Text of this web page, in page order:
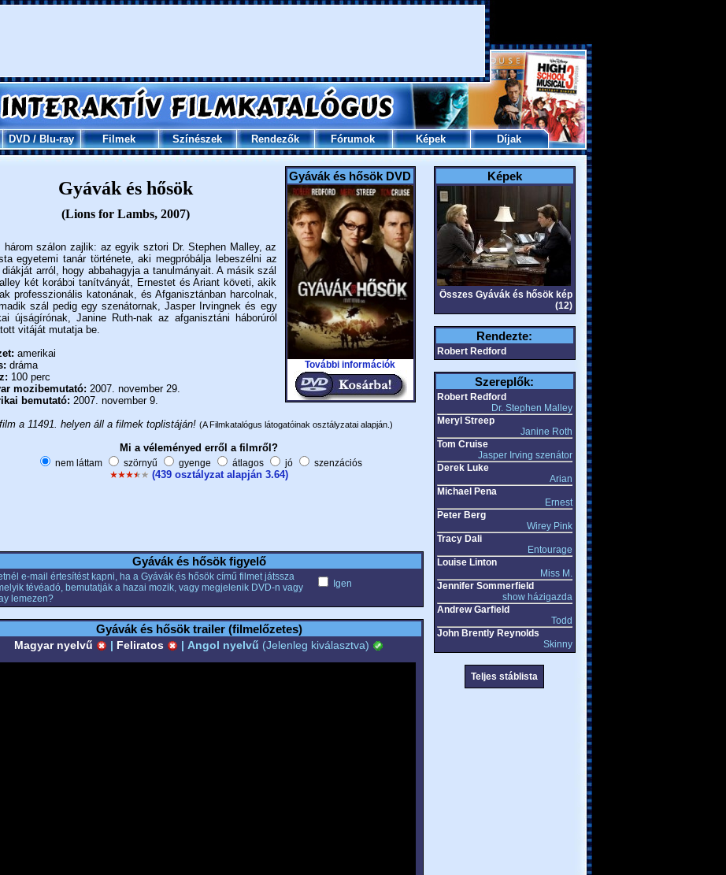
DVD/Blu-ray Filmek Színészek Rendezők Fórumok Képek Díjak
Gyávák és hősök DVD
További információk
Gyávák és hősök
(Lions for Lambs, 2007)
három szálon zajlik: az egyik sztori Dr. Stephen Malley, az
egyetemi tanár története, aki megpróbálja lebeszélni az
arról, hogy abbahagyja a tanulmányait. A másik szál
két korábbi tanítványát, Ernestet és Ariant követi, akik
professzionális katonának, és Afganisztánban harcolnak,
szál pedig egy szenátornak, Jasper Irvingnek és egy
újságírónak, Janine Ruth-nak az afganisztáni háborúról
vitáját mutatja be.
amerikai
dráma
100 perc
mozibemutató: 2007. november 29.
bemutató: 2007. november 9.
a 11491. helyen áll a filmek toplistáján! (A Filmkatalógus látogatóinak osztályzatai alapján.)
Mi a véleményed erről a filmről?
nem láttam szörnyű gyenge átlagos jó szenzációs
(439 osztályzat alapján 3.64)
Gyávák és hősök figyelő
e-mail értesítést kapni, ha a Gyávák és hősök című filmet játssza
tévéadó, bemutatják a hazai mozik, vagy megjelenik DVD-n vagy
lemezen?
Igen
Gyávák és hősök trailer (filmelőzetes)
Magyar nyelvű | Feliratos | Angol nyelvű (Jelenleg kiválasztva)
Képek
Összes Gyávák és hősök kép
(12)
Rendezte:
Robert Redford
Szereplők:
Robert Redford
Dr. Stephen Malley
Meryl Streep
Janine Roth
Tom Cruise
Jasper Irving szenátor
Derek Luke
Arian
Michael Pena
Ernest
Peter Berg
Wirey Pink
Tracy Dali
Entourage
Louise Linton
Miss M.
Jennifer Sommerfield
show házigazda
Andrew Garfield
Todd
John Brently Reynolds
Skinny
Teljes stáblista